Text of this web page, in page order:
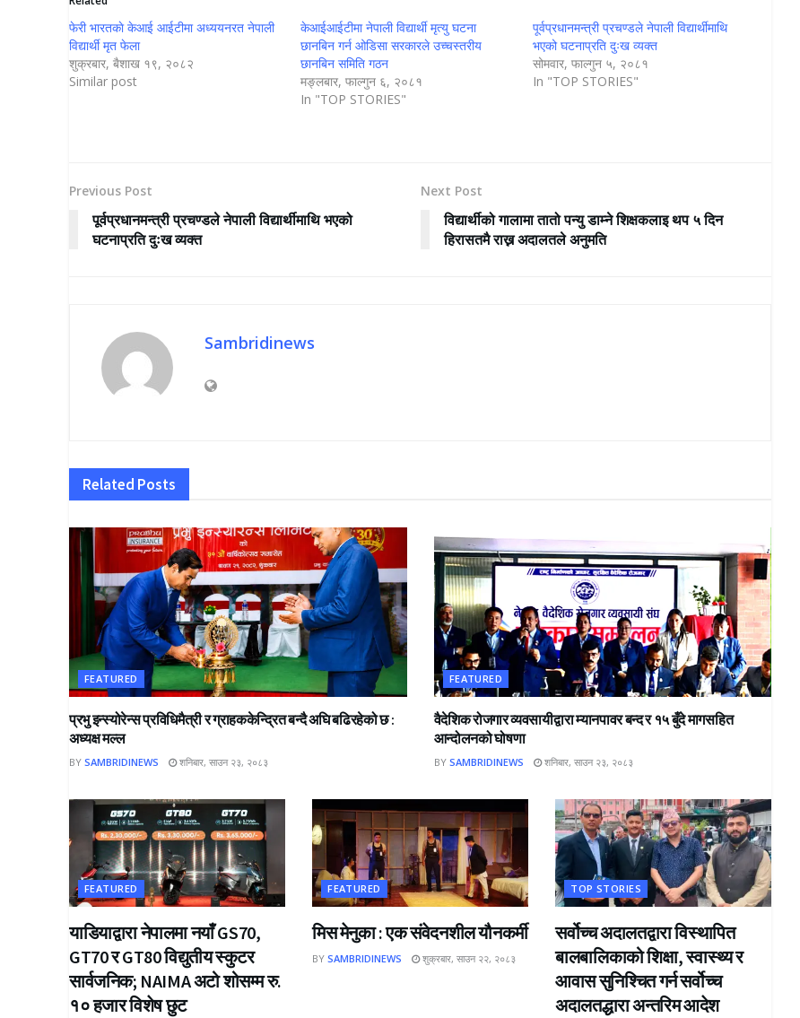
फेरी भारतकाे केआई आईटीमा अध्ययनरत नेपाली
विद्यार्थी मृत फेला
शुक्रबार, बैशाख १९, २०८२
Similar post
केआईआईटीमा नेपाली विद्यार्थी मृत्यु घटना
छानबिन गर्न ओडिसा सरकारले उच्चस्तरीय
छानबिन समिति गठन
मङ्लबार, फाल्गुन ६, २०८१
In "TOP STORIES"
पूर्वप्रधानमन्त्री प्रचण्डले नेपाली विद्यार्थीमाथि
भएको घटनाप्रति दुःख व्यक्त
सोमवार, फाल्गुन ५, २०८१
In "TOP STORIES"
Previous Post
पूर्वप्रधानमन्त्री प्रचण्डले नेपाली विद्यार्थीमाथि भएको
घटनाप्रति दुःख व्यक्त
Next Post
विद्यार्थीको गालामा तातो पन्यु डाम्ने शिक्षकलाइ थप ५ दिन
हिरासतमै राख्न अदालतले अनुमति
Sambridinews
Related Posts
FEATURED
प्रभु इन्स्योरेन्स प्रविधिमैत्री र ग्राहककेन्द्रित बन्दै अघि बढिरहेको छ :
अध्यक्ष मल्ल
BY SAMBRIDINEWS शनिबार, साउन २३, २०८३
FEATURED
वैदेशिक रोजगार व्यवसायीद्वारा म्यानपावर बन्द र १५ बुँदे मागसहित
आन्दोलनको घोषणा
BY SAMBRIDINEWS शनिबार, साउन २३, २०८३
FEATURED
याडियाद्वारा नेपालमा नयाँ GS70,
GT70 र GT80 विद्युतीय स्कुटर
सार्वजनिक; NAIMA अटो शोसम्म रु.
१० हजार विशेष छुट
FEATURED
मिस मेनुका : एक संवेदनशील यौनकर्मी
BY SAMBRIDINEWS शुक्रबार, साउन २२, २०८३
TOP STORIES
सर्वोच्च अदालतद्वारा विस्थापित
बालबालिकाको शिक्षा, स्वास्थ्य र
आवास सुनिश्चित गर्न सर्वोच्च
अदालतद्धारा अन्तरिम आदेश